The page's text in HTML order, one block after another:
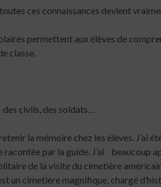
ces connaissances devient
permettent aux élèves de
classe.
civils, des soldats…
la mémoire chez les élèves. J’ai
racontée par la guide. J’ai beaucoup
de la visite du cimetière
un cimetière magnifique, chargé